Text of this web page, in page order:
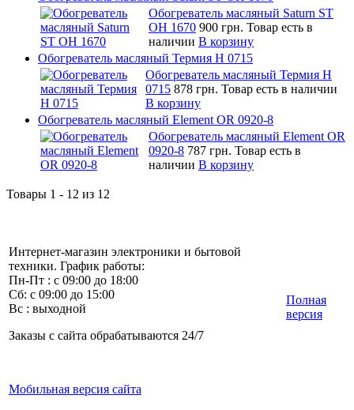
Обогреватель масляный Saturn ST
OH 1670 900 грн. Товар есть в
наличии В корзину
Обогреватель масляный Термия Н 0715
Обогреватель масляный Термия Н
0715 878 грн. Товар есть в наличии
В корзину
Обогреватель масляный Element OR 0920-8
Обогреватель масляный Element OR
0920-8 787 грн. Товар есть в
наличии В корзину
Товары 1 - 12 из 12
Интернет-магазин электроники и бытовой
техники. График работы:
Пн-Пт : с 09:00 до 18:00
Сб: с 09:00 до 15:00
Вс : выходной
Заказы с сайта обрабатываются 24/7
Мобильная версия сайта
Полная
версия